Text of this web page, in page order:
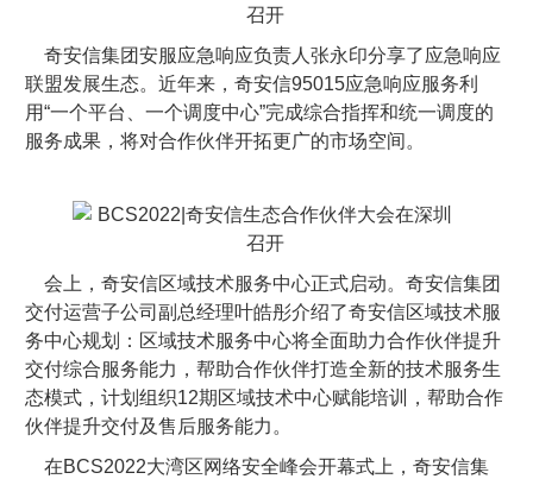
奇安信集团安服应急响应负责人张永印分享了应急响应
联盟发展生态。近年来，奇安信95015应急响应服务利
用“一个平台、一个调度中心”完成综合指挥和统一调度的
服务成果，将对合作伙伴开拓更广的市场空间。
会上，奇安信区域技术服务中心正式启动。奇安信集团
交付运营子公司副总经理叶皓彤介绍了奇安信区域技术服
务中心规划：区域技术服务中心将全面助力合作伙伴提升
交付综合服务能力，帮助合作伙伴打造全新的技术服务生
态模式，计划组织12期区域技术中心赋能培训，帮助合作
伙伴提升交付及售后服务能力。
在BCS2022大湾区网络安全峰会开幕式上，奇安信集